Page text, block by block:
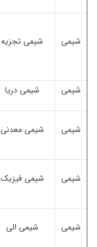
شیمی شیمی تجزیه
شیمی شیمی دریا
شیمی شیمی معدنی
شیمی شیمی فیزیک
شیمی شیمی الی